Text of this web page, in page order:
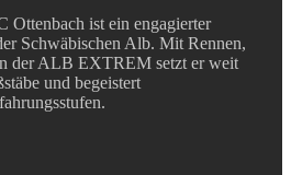
Ottenbach ist ein engagierter
Schwäbischen Alb. Mit Rennen,
der ALB EXTREM setzt er weit
und begeistert